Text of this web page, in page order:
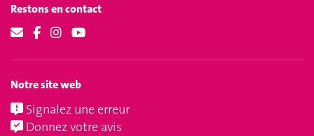
Restons en contact
Notre site web
Signalez une erreur
Donnez votre avis